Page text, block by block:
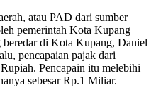
atau PAD dari sumber
pemerintah Kota Kupang
di Kota Kupang, Daniel
pencapaian pajak dari
Pencapain itu melebihi
sebesar Rp.1 Miliar.